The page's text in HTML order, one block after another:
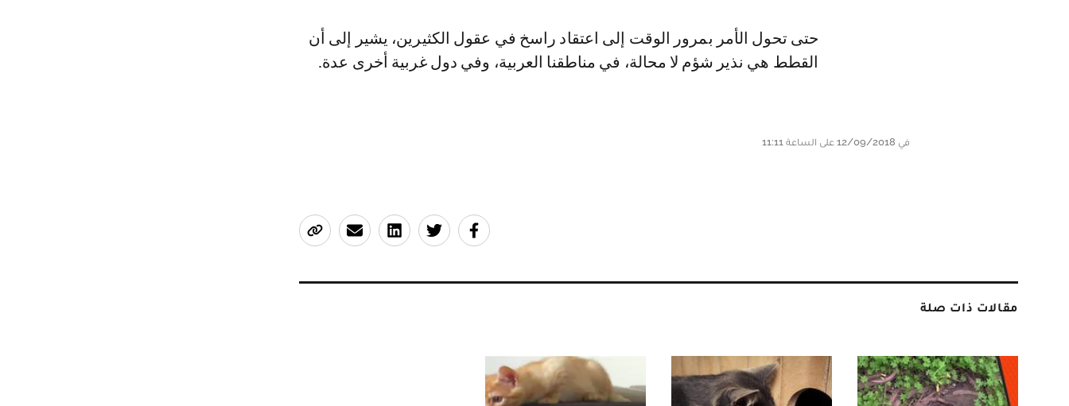
حتى تحول الأمر بمرور الوقت إلى اعتقاد راسخ في عقول الكثيرين، يشير إلى أن
القطط هي نذير شؤم لا محالة، في مناطقنا العربية، وفي دول غربية أخرى عدة.
في 12/09/2018 على الساعة 11:11
مقالات ذات صلة